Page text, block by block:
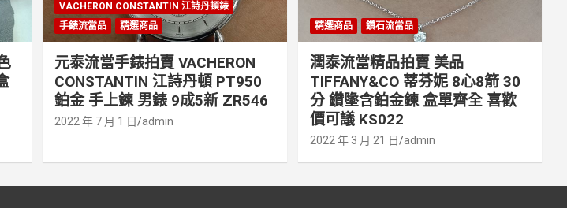
VACHERON CONSTANTIN 江詩丹頓錶
手錶流當品
精選商品
元泰流當手錶拍賣 VACHERON
CONSTANTIN 江詩丹頓 PT950
鉑金 手上鍊 男錶 9成5新 ZR546
2022 年 7 月 1 日 admin
精選商品 鑽石流當品
潤泰流當精品拍賣 美品
TIFFANY&CO 蒂芬妮 8心8箭 30
分 鑽墬含鉑金鍊 盒單齊全 喜歡
價可議 KS022
2022 年 3 月 21 日 admin